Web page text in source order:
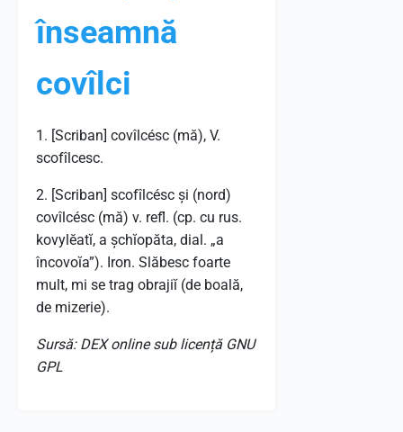
înseamnă
covîlci
1. [Scriban] covîlcésc (mă), V.
scofîlcesc.
2. [Scriban] scofîlcésc și (nord)
covîlcésc (mă) v. refl. (cp. cu rus.
kovylĕatĭ, a șchĭopăta, dial. „a
încovoĭa”). Iron. Slăbesc foarte
mult, mi se trag obrajiĭ (de boală,
de mizerie).
Sursă: DEX online sub licență GNU
GPL